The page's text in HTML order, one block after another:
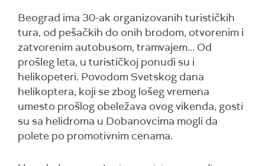
Beograd ima 30-ak organizovanih turističkih
tura, od pešačkih do onih brodom, otvorenim i
zatvorenim autobusom, tramvajem... Od
prošleg leta, u turističkoj ponudi su i
helikopeteri. Povodom Svetskog dana
helikoptera, koji se zbog lošeg vremena
umesto prošlog obeležava ovog vikenda, gosti
su sa helidroma u Dobanovcima mogli da
polete po promotivnim cenama.